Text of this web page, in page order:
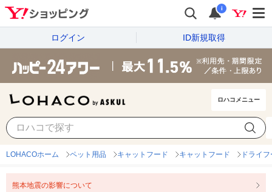
i
ログイン ID新規取得
ロハコメニュー
LOHACOホーム ペット用品 キャットフード キャットフード ドライ
熊本地震の影響について